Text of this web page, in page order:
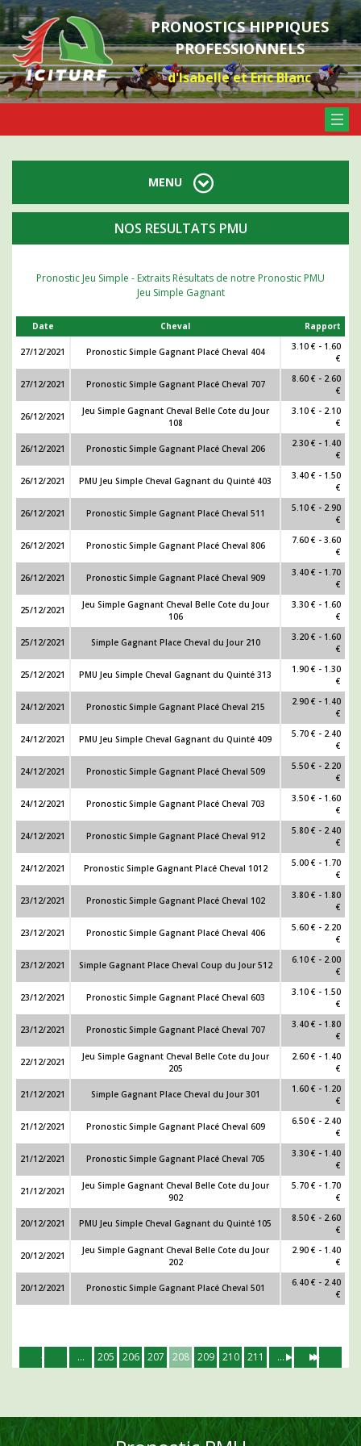
PRONOSTICS HIPPIQUES
PROFESSIONNELS
d'Isabelle et Eric Blanc
NOS RESULTATS PMU
Pronostic Jeu Simple - Extraits Résultats de notre Pronostic PMU
Jeu Simple Gagnant
Date Cheval Rapport
27/12/2021 Pronostic Simple Gagnant Placé Cheval 404
3.10 € - 1.60
€
27/12/2021 Pronostic Simple Gagnant Placé Cheval 707
8.60 € - 2.60
€
26/12/2021
Jeu Simple Gagnant Cheval Belle Cote du Jour
108
3.10 € - 2.10
€
26/12/2021 Pronostic Simple Gagnant Placé Cheval 206
2.30 € - 1.40
€
26/12/2021 PMU Jeu Simple Cheval Gagnant du Quinté 403
3.40 € - 1.50
€
26/12/2021 Pronostic Simple Gagnant Placé Cheval 511
5.10 € - 2.90
€
26/12/2021 Pronostic Simple Gagnant Placé Cheval 806
7.60 € - 3.60
€
26/12/2021 Pronostic Simple Gagnant Placé Cheval 909
3.40 € - 1.70
€
25/12/2021
Jeu Simple Gagnant Cheval Belle Cote du Jour
106
3.30 € - 1.60
€
25/12/2021 Simple Gagnant Place Cheval du Jour 210
3.20 € - 1.60
€
25/12/2021 PMU Jeu Simple Cheval Gagnant du Quinté 313
1.90 € - 1.30
€
24/12/2021 Pronostic Simple Gagnant Placé Cheval 215
2.90 € - 1.40
€
24/12/2021 PMU Jeu Simple Cheval Gagnant du Quinté 409
5.70 € - 2.40
€
24/12/2021 Pronostic Simple Gagnant Placé Cheval 509
5.50 € - 2.20
€
24/12/2021 Pronostic Simple Gagnant Placé Cheval 703
3.50 € - 1.60
€
24/12/2021 Pronostic Simple Gagnant Placé Cheval 912
5.80 € - 2.40
€
24/12/2021 Pronostic Simple Gagnant Placé Cheval 1012
5.00 € - 1.70
€
23/12/2021 Pronostic Simple Gagnant Placé Cheval 102
3.80 € - 1.80
€
23/12/2021 Pronostic Simple Gagnant Placé Cheval 406
5.60 € - 2.20
€
23/12/2021 Simple Gagnant Place Cheval Coup du Jour 512
6.10 € - 2.00
€
23/12/2021 Pronostic Simple Gagnant Placé Cheval 603
3.10 € - 1.50
€
23/12/2021 Pronostic Simple Gagnant Placé Cheval 707
3.40 € - 1.80
€
22/12/2021
Jeu Simple Gagnant Cheval Belle Cote du Jour
205
2.60 € - 1.40
€
21/12/2021 Simple Gagnant Place Cheval du Jour 301
1.60 € - 1.20
€
21/12/2021 Pronostic Simple Gagnant Placé Cheval 609
6.50 € - 2.40
€
21/12/2021 Pronostic Simple Gagnant Placé Cheval 705
3.30 € - 1.40
€
21/12/2021
Jeu Simple Gagnant Cheval Belle Cote du Jour
902
5.70 € - 1.70
€
20/12/2021 PMU Jeu Simple Cheval Gagnant du Quinté 105
8.50 € - 2.60
€
20/12/2021
Jeu Simple Gagnant Cheval Belle Cote du Jour
202
2.90 € - 1.40
€
20/12/2021 Pronostic Simple Gagnant Placé Cheval 501
6.40 € - 2.40
€
... 205 206 207 208 209 210 211 ...
MENU